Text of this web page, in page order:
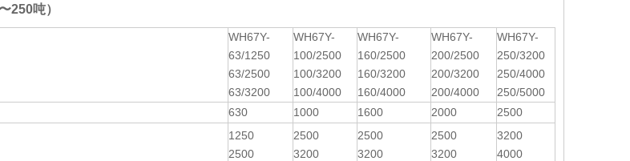
250吨）
WH67Y-
63/1250
63/2500
63/3200
WH67Y-
100/2500
100/3200
100/4000
WH67Y-
160/2500
160/3200
160/4000
WH67Y-
200/2500
200/3200
200/4000
WH67Y-
250/3200
250/4000
250/5000
630 1000 1600 2000 2500
1250
2500
2500
3200
2500
3200
2500
3200
3200
4000